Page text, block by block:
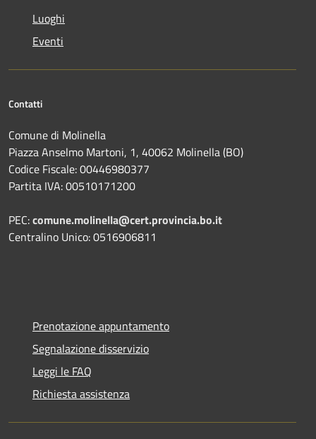
Luoghi
Eventi
Contatti
Comune di Molinella
Piazza Anselmo Martoni, 1, 40062 Molinella (BO)
Codice Fiscale: 00446980377
Partita IVA: 00510171200
PEC:comune.molinella@cert.provincia.bo.it
Centralino Unico: 0516906811
Prenotazione appuntamento
Segnalazione disservizio
Leggi le FAQ
Richiesta assistenza